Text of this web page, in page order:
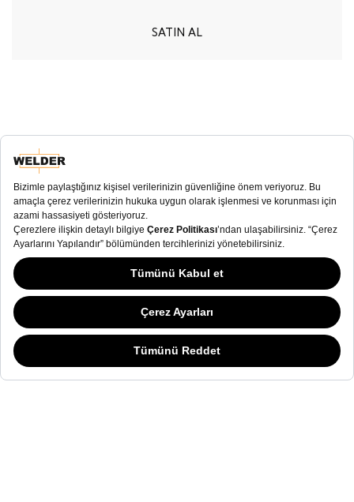
SATIN AL
E-Bülten
E-Bülten
ve Gizlilik Sözleşmesi
olmak ve e-posta almak istiyorum.
kişisel verileriminkullanılmasına
onay veriyorum. .
Alışveriş deneyiminizi iyileştirmek ve sizlere daha iyi hizmet verebilmek için
yasal düzenlemelere uygun çerezler (cookies) kullanıyoruz. Detaylı bilgi için
“Gizlilik ve Kişisel Veriler” sayfamızı ziyaret edebilirsiniz.Detaylar için tıklayın.